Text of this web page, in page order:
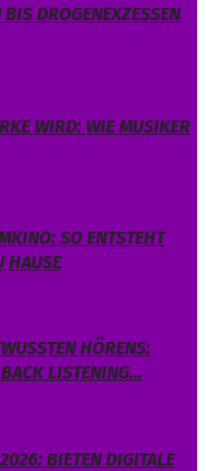
DROGENEXZESSEN
WIRD: WIE MUSIKER
SO ENTSTEHT
HAUSE
HÖRENS:
LISTENING…
BIETEN DIGITALE